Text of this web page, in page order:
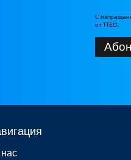
С
от TTEC.